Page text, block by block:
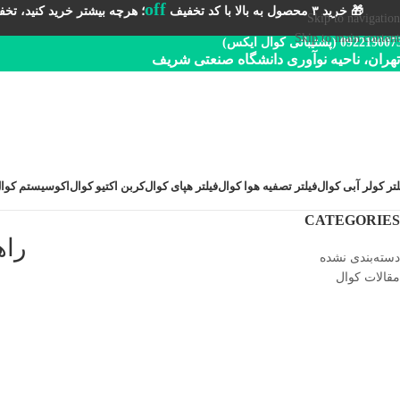
Skip to navigation
Skip to main content
🎁 خرید ۳ محصول به بالا با کد تخفیف off؛ هرچه بیشتر خرید کنید،
(پشتیبانی کوال ایکس)
تهران، ناحیه نوآوری دانشگاه صنعتی شریف
کولر آبی کوالفیلتر تصفیه هوا کوالفیلتر هپای کوالکربن اکتیو کوال اکوسیستم
CATEGORIES
دسته‌بندی نشده
مقالات کوال